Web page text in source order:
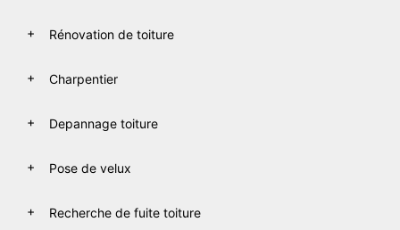
Rénovation de toiture
Charpentier
Depannage toiture
Pose de velux
Recherche de fuite toiture